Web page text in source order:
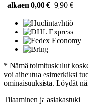
alkaen 0,00 € 9,90 €
* Nämä toimituskulut
voi aiheutua esimerkiksi
ominaisuuksista. Löydät
Tilaaminen ja asiakastuki